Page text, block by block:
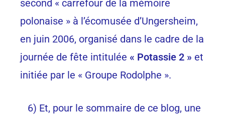
second « carrefour de la mémoire
polonaise » à l’écomusée d’Ungersheim,
en juin 2006, organisé dans le cadre de la
journée de fête intitulée « Potassie 2 » et
initiée par le « Groupe Rodolphe ».
6) Et, pour le sommaire de ce blog, une